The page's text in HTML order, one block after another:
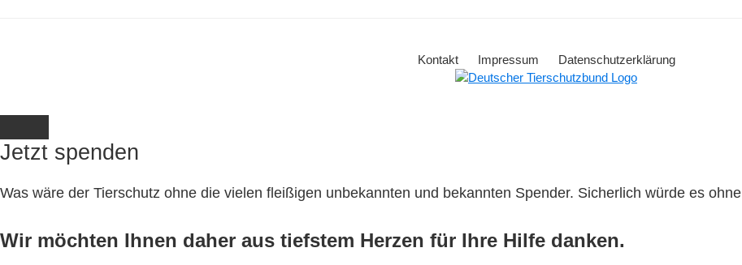
Kontakt Impressum Datenschutzerklärung
Jetzt spenden
Was wäre der Tierschutz ohne die vielen fleißigen unbekannten und bekannten Spender. Sicherlich würde es ohne
Wir möchten Ihnen daher aus tiefstem Herzen für Ihre Hilfe danken.